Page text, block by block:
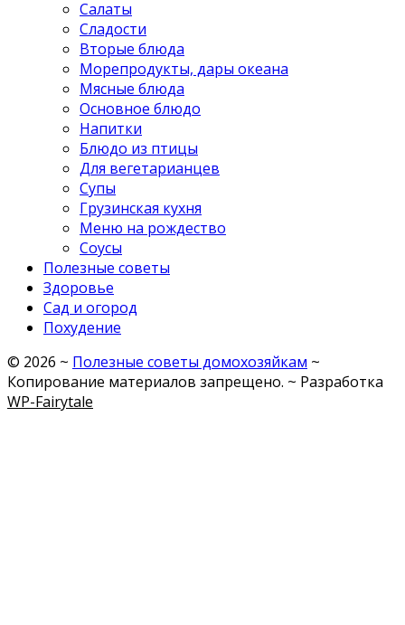
Салаты
Сладости
Вторые блюда
Морепродукты, дары океана
Мясные блюда
Основное блюдо
Напитки
Блюдо из птицы
Для вегетарианцев
Супы
Грузинская кухня
Меню на рождество
Соусы
Полезные советы
Здоровье
Сад и огород
Похудение
© 2026 ~ Полезные советы домохозяйкам ~
Копирование материалов запрещено. ~ Разработка
WP-Fairytale